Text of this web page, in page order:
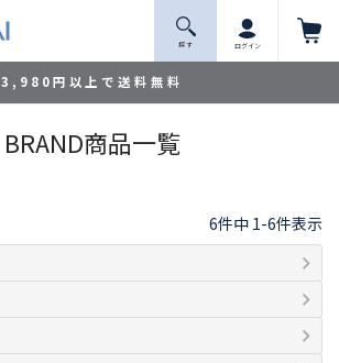
3,980円以上で送料無料
探 す ログイン
BRAND商品一覧
6件中 1-6件表示